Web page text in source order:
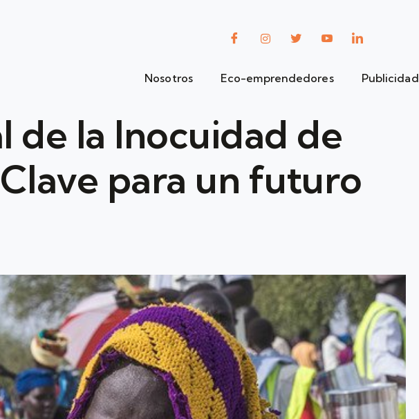
Nosotros Eco-emprendedores Publicidad
de la Inocuidad de
para un futuro